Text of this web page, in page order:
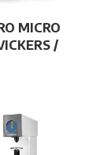
MICRO
/